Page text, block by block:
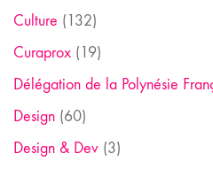
Culture (132)
Curaprox (19)
Délégation de la Polynésie
Design (60)
Design & Dev (3)